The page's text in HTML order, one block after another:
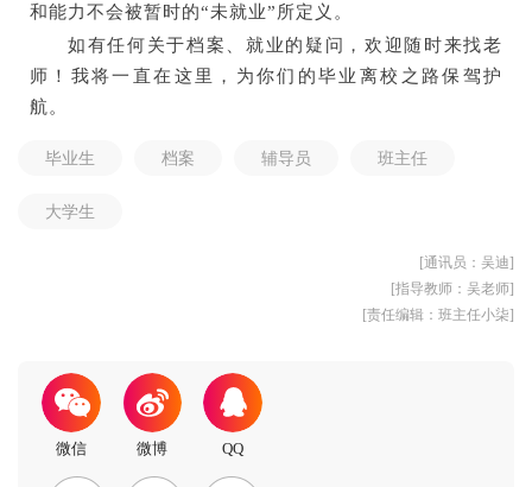
和能力不会被暂时的“未就业”所定义。
如有任何关于档案、就业的疑问，欢迎随时来找老
师！我将一直在这里，为你们的毕业离校之路保驾护
航。
毕业生 档案 辅导员 班主任
大学生
[通讯员：吴迪]
[指导教师：吴老师]
[责任编辑：班主任小柒]